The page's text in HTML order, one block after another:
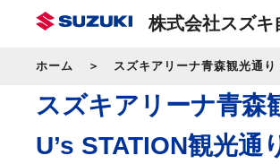
株式会社スズキ
ホーム スズキアリーナ青森観光通
スズキアリーナ青森
U’s STATION観光通